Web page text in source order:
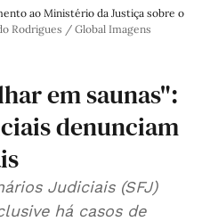
ao Ministério da Justiça sobre o
Rodrigues / Global Imagens
em saunas":
denunciam
Judiciais (SFJ)
há casos de